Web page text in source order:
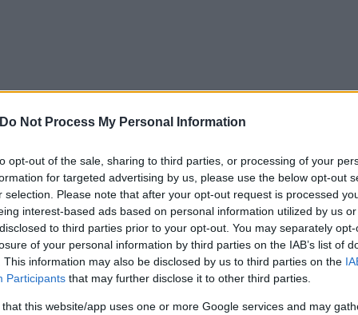
Do Not Process My Personal Information
opt-out of the sale, sharing to third parties, or processing of your
for targeted advertising by us, please use the below opt-out
selection. Please note that after your opt-out request is processed
interest-based ads based on personal information utilized by us
to third parties prior to your opt-out. You may separately
of your personal information by third parties on the IAB’s list of
This information may also be disclosed by us to third parties on the
Participants that may further disclose it to other third parties.
that this website/app uses one or more Google services and may
στα χέρια τους ένα βίντεο, το οποίο φέρεται να
φαίνεται μία σκιά, με τους ειδικούς της